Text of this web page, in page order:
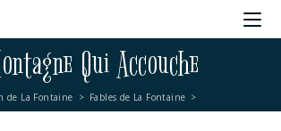
Qui Accouche
de La Fontaine > Fables de La Fontaine >